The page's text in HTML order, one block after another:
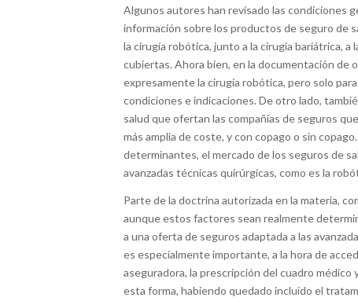
Algunos autores han revisado las condiciones
información sobre los productos de seguro de
la cirugía robótica, junto a la cirugía bariátrica, a
cubiertas. Ahora bien, en la documentación de
expresamente la cirugía robótica, pero solo
condiciones e indicaciones. De otro lado,
salud que ofertan las compañías de seguros
más amplia de coste, y con copago o sin
determinantes, el mercado de los seguros de
avanzadas técnicas quirúrgicas, como es la
Parte de la doctrina autorizada en la materia,
aunque estos factores sean realmente
a una oferta de seguros adaptada a las
es especialmente importante, a la hora de
aseguradora, la prescripción del cuadro médico
esta forma, habiendo quedado incluido el